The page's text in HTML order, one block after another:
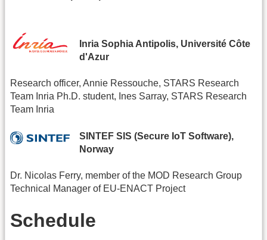
Inria Sophia Antipolis, Université Côte
d'Azur
Research officer, Annie Ressouche, STARS Research
Team Inria Ph.D. student, Ines Sarray, STARS Research
Team Inria
SINTEF SIS (Secure IoT Software),
Norway
Dr. Nicolas Ferry, member of the MOD Research Group
Technical Manager of EU-ENACT Project
Schedule